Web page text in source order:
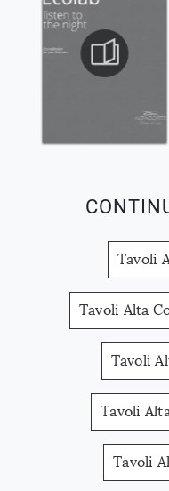
Tavoli
Tavoli Alta
Tavoli
Tavoli
Tavoli